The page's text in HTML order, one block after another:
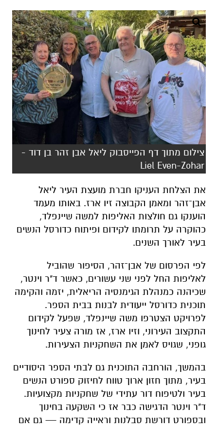
צילום מתוך דף הפייסבוק ליאל אבן זהר בן דוד -
Liel Even-Zohar
את הצלחת העניקו חברת מועצת העיר ליאל
אבן־זהר ומאמן הקבוצה זיו ארז. באותו מעמד
הוענקו גם חולצות האליפות למשה שיינפלד,
כהוקרה על תרומתו לקידום ופיתוח כדורסל הנשים
בעיר לאורך השנים.
לפי הפרסום של אבן־זהר, הסיפור שהוביל
לאליפות החל לפני שני עשורים, כאשר ד"ר וינטר,
שכיהנה כמנהלת הגימנסיה הריאלית, יזמה והקימה
תוכנית כדורסל ייעודית לבנות בבית הספר.
לפרויקט הצטרפו משה שיינפלד, שפעל לקידום
התקצוב העירוני, וזיו ארז, אז מורה צעיר לחינוך
גופני, שגויס לאמן את השחקניות הצעירות.
בהמשך, הורחבה התוכנית גם לבתי הספר היסודיים
בעיר, מתוך חזון ארוך טווח לחיזוק ספורט הנשים
בעיר ולטיפוח דור עתידי של שחקניות מקצועיות.
ד"ר וינטר הדגישה כבר אז כי השקעה בחינוך
ובספורט דורשת סבלנות וראייה קדימה — גם אם